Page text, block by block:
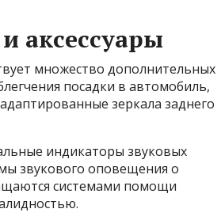
аксессуары
множество дополнительных
посадки в автомобиль,
зеркала заднего
индикаторы звуковых
звукового оповещения о
системами помощи